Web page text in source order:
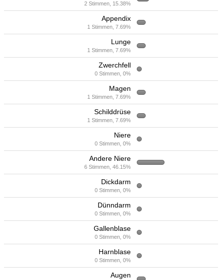
2 Stimmen, 15.38%
Appendix
1 Stimmen, 7.69%
Lunge
1 Stimmen, 7.69%
Zwerchfell
0 Stimmen, 0%
Magen
1 Stimmen, 7.69%
Schilddrüse
1 Stimmen, 7.69%
Niere
0 Stimmen, 0%
Andere Niere
6 Stimmen, 46.15%
Dickdarm
0 Stimmen, 0%
Dünndarm
0 Stimmen, 0%
Gallenblase
0 Stimmen, 0%
Harnblase
0 Stimmen, 0%
Augen